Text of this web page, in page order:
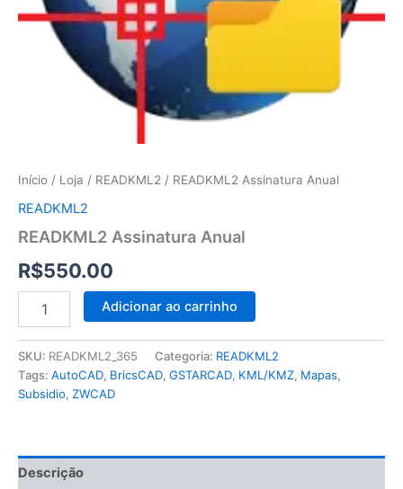
Início / Loja / READKML2 / READKML2 Assinatura Anual
READKML2
READKML2 Assinatura Anual
R$550.00
READKML2
Assinatura
quantidade
Adicionar ao carrinho
SKU: READKML2_365 Categoria: READKML2
Tags: AutoCAD, BricsCAD, GSTARCAD, KML/KMZ, Mapas,
Subsidio, ZWCAD
Descrição